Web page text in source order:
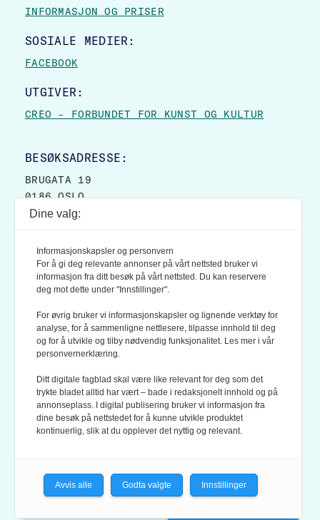
INFORMASJON OG PRISER
SOSIALE MEDIER:
FACEBOOK
UTGIVER:
CREO – FORBUNDET FOR KUNST OG KULTUR
BESØKSADRESSE:
BRUGATA 19
0186 OSLO
POSTBOKS 9007 GRØNLAND
0133 OSLO
LES OGSÅ:
KONTEKSTS PERSONVERN-POLICY
KONTEKST ER MEDLEM AV FAGPRESSEN OG
VÆR VARSOM-PLAKATEN
Dine valg:
Informasjonskapsler og personvern
For å gi deg relevante annonser på vårt nettsted bruker vi
informasjon fra ditt besøk på vårt nettsted. Du kan reservere
deg mot dette under "Innstillinger".
For øvrig bruker vi informasjonskapsler og lignende verktøy for
analyse, for å sammenligne nettlesere, tilpasse innhold til deg
og for å utvikle og tilby nødvendig funksjonalitet. Les mer i vår
personvernerklæring.
Ditt digitale fagblad skal være like relevant for deg som det
trykte bladet alltid har vært – bade i redaksjonelt innhold og på
annonseplass. I digital publisering bruker vi informasjon fra
dine besøk på nettstedet for å kunne utvikle produktet
kontinuerlig, slik at du opplever det nyttig og relevant.
Avvis alle Godta valgte Innstillinger